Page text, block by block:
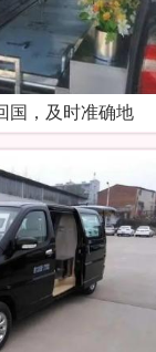
国，及时准确地